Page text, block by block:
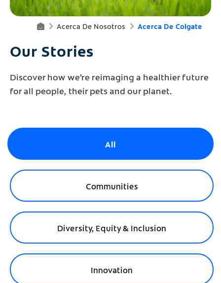
Pr
Ut
S
Ar
O
Acerca De Nosotros Acerca De Colgate
Our Stories
Discover how we’re reimaging a healthier future
for all people, their pets and our planet.
All
Communities
Diversity, Equity & Inclusion
Innovation